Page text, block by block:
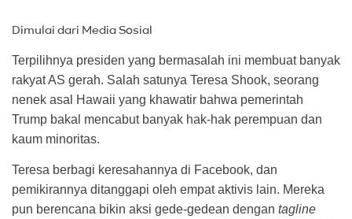
Dimulai dari Media Sosial
Terpilihnya presiden yang bermasalah ini membuat banyak
rakyat AS gerah. Salah satunya Teresa Shook, seorang
nenek asal Hawaii yang khawatir bahwa pemerintah
Trump bakal mencabut banyak hak-hak perempuan dan
kaum minoritas.
Teresa berbagi keresahannya di Facebook, dan
pemikirannya ditanggapi oleh empat aktivis lain. Mereka
pun berencana bikin aksi gede-gedean dengan tagline